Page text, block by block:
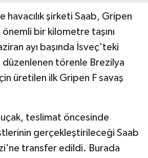
havacılık şirketi Saab, Gripen
bir kilometre taşını
ayı başında İsveç'teki
törenle Brezilya
üretilen ilk Gripen F savaş
uçak, teslimat öncesinde
gerçekleştirileceği Saab
transfer edildi. Burada